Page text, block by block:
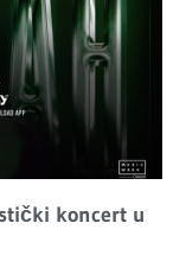
koncert u